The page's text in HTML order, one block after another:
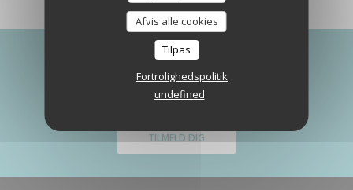
Afvis alle cookies
Tilpas
Fortrolighedspolitik
undefined
Hold dig opdateret
Tilmeld dig vores nyhedsbrev for at modtage personlig
kommunikation og markedsføringstilbud via e-mail fra os.
TILMELD DIG